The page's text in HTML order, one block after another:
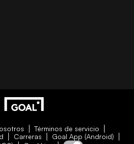
Términos de servicio
Carreras
Goal App (Android)